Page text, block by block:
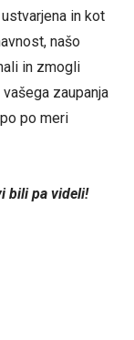
in kot
našo
in zmogli
zaupanja
po meri
bili pa videli!